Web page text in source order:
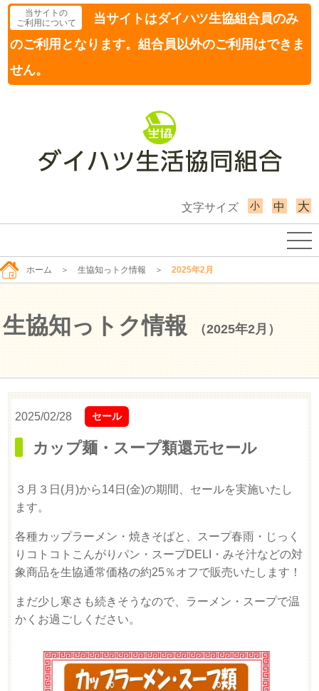
当サイトの
ご利用について
当サイトはダイハツ生協組合員のみ
のご利用となります。組合員以外のご利用はできま
せん。
文字サイズ 小 中 大
ホーム ＞ 生協知っトク情報 ＞ 2025年2月
生協知っトク情報 （2025年2月）
2025/02/28 セール
カップ麺・スープ類還元セール
３月３日(月)から14日(金)の期間、セールを実施いたし
ます。
各種カップラーメン・焼きそばと、スープ春雨・じっく
りコトコトこんがりパン・スープDELI・みそ汁などの対
象商品を生協通常価格の約25％オフで販売いたします！
まだ少し寒さも続きそうなので、ラーメン・スープで温
かくお過ごしください。